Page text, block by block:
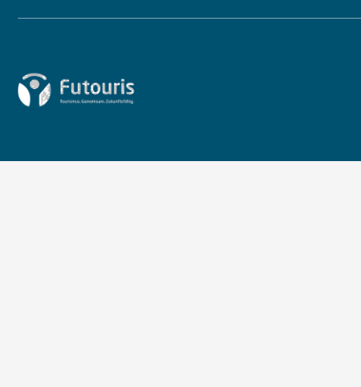
Zur Startseite von Futouris e.V.